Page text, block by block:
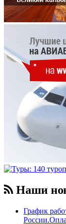
Наши
График